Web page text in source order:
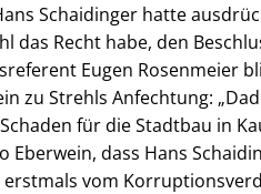
Schaidinger hatte
das Recht habe, den
Eugen Rosenmeier
zu Strehls Anfechtung:
für die Stadtbau in
Eberwein, dass Hans
erstmals vom